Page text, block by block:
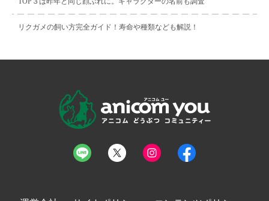
リクガメの飼い方完全ガイド！寿命や種類なども解説！